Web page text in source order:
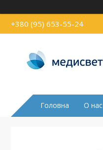
+380 (95) 653-55-24
Головна О нас